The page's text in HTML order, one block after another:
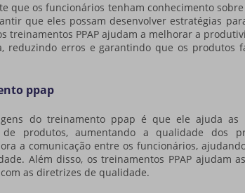
que os funcionários tenham conhecimento
que eles possam desenvolver estratégias
treinamentos PPAP ajudam a melhorar a
reduzindo erros e garantindo que os produtos
ppap
do treinamento ppap é que ele ajuda as
produtos, aumentando a qualidade dos
a comunicação entre os funcionários,
Além disso, os treinamentos PPAP ajudam
as diretrizes de qualidade.